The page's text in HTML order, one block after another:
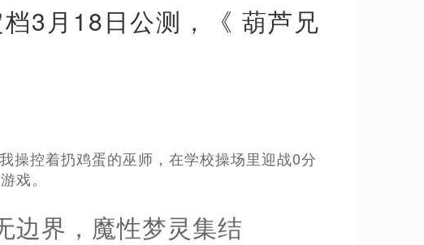
3月18日公测，《 葫芦兄
操控着扔鸡蛋的巫师，在学校操场里迎战0分
戏。
边界，魔性梦灵集结